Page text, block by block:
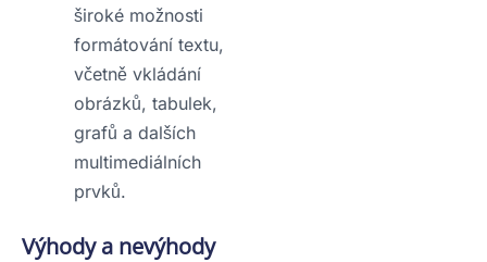
široké možnosti
formátování textu,
včetně vkládání
obrázků, tabulek,
grafů a dalších
multimediálních
prvků.
Výhody a nevýhody